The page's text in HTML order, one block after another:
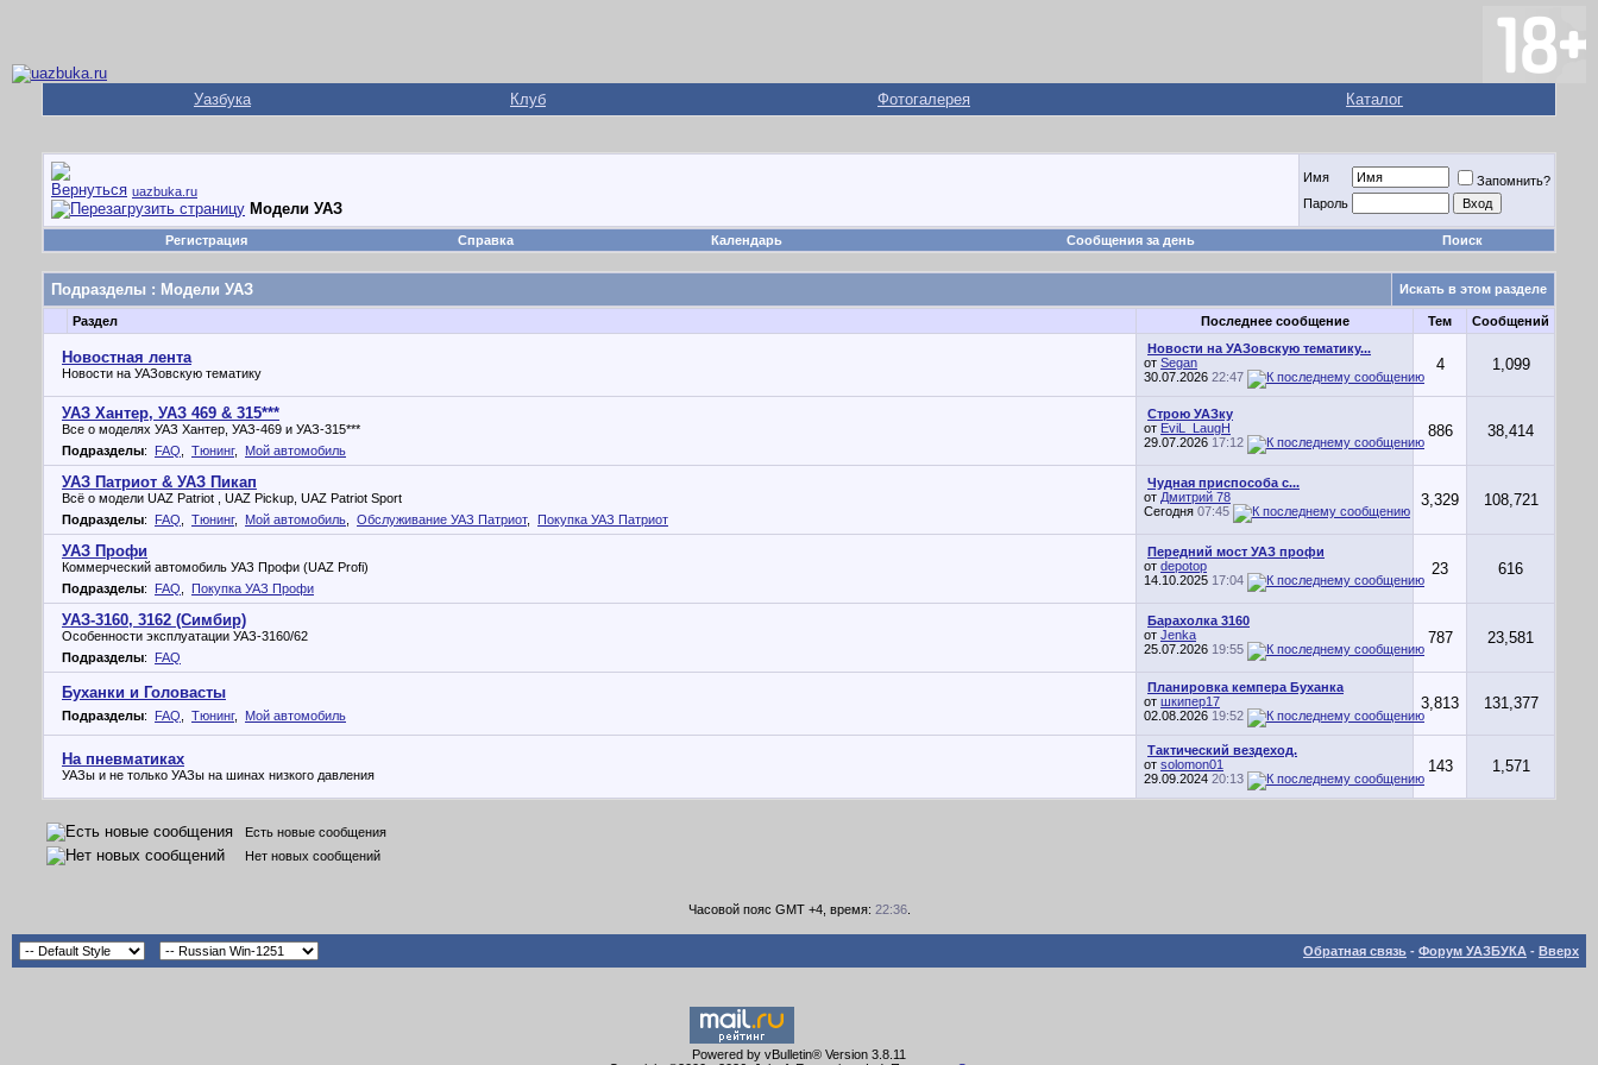
Уазбука Клуб Фотогалерея Каталог
uazbuka.ru
Модели УАЗ
Имя
Запомнить?
Пароль
Регистрация Справка Календарь Сообщения за день Поиск
Подразделы : Модели УАЗ Искать в этом разделе
Раздел Последнее сообщение Тем Сообщений
Новостная лента
Новости на УАЗовскую тематику
Новости на УАЗовскую тематику...
от Segan
30.07.2026 22:47
4 1,099
УАЗ Хантер, УАЗ 469 & 315***
Все о моделях УАЗ Хантер, УАЗ-469 и УАЗ-315***
Подразделы: FAQ Тюнинг, Мой автомобиль
Строю УАЗку
от EviL_LaugH
29.07.2026 17:12
886 38,414
УАЗ Патриот & УАЗ Пикап
Всё о модели UAZ Patriot , UAZ Pickup, UAZ Patriot Sport
Подразделы: FAQ Тюнинг, Мой автомобиль Обслуживание УАЗ Патриот, Покупка УАЗ Патриот
Чудная приспособа с...
от Дмитрий 78
Сегодня 07:45
3,329 108,721
УАЗ Профи
Коммерческий автомобиль УАЗ Профи (UAZ Profi)
Подразделы: FAQ Покупка УАЗ Профи
Передний мост УАЗ профи
от depotop
14.10.2025 17:04
23 616
УАЗ-3160, 3162 (Симбир)
Особенности эксплуатации УАЗ-3160/62
Подразделы: FAQ
Барахолка 3160
от Jenka
25.07.2026 19:55
787 23,581
Буханки и Головасты
Подразделы: FAQ Тюнинг, Мой автомобиль
Планировка кемпера Буханка
от шкипер17
02.08.2026 19:52
3,813 131,377
На пневматиках
УАЗы и не только УАЗы на шинах низкого давления
Тактический вездеход.
от solomon01
29.09.2024 20:13
143 1,571
Есть новые сообщения
Нет новых сообщений
Часовой пояс GMT +4, время: 22:36.
Обратная связь - Форум УАЗБУКА - Вверх
Powered by vBulletin® Version 3.8.11